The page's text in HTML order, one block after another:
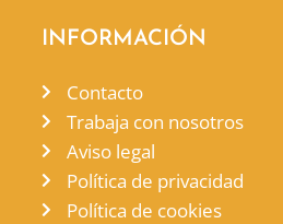
INFORMACIÓN
Contacto
Trabaja con nosotros
Aviso legal
Política de privacidad
Política de cookies